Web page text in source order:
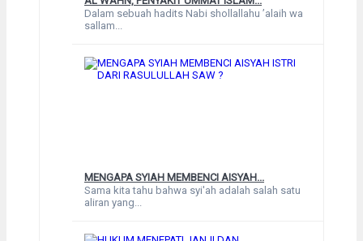
Dalam sebuah hadits Nabi shollallahu ’alaih wa
sallam...
MENGAPA SYIAH MEMBENCI AISYAH...
Sama kita tahu bahwa syi'ah adalah salah satu
aliran yang...